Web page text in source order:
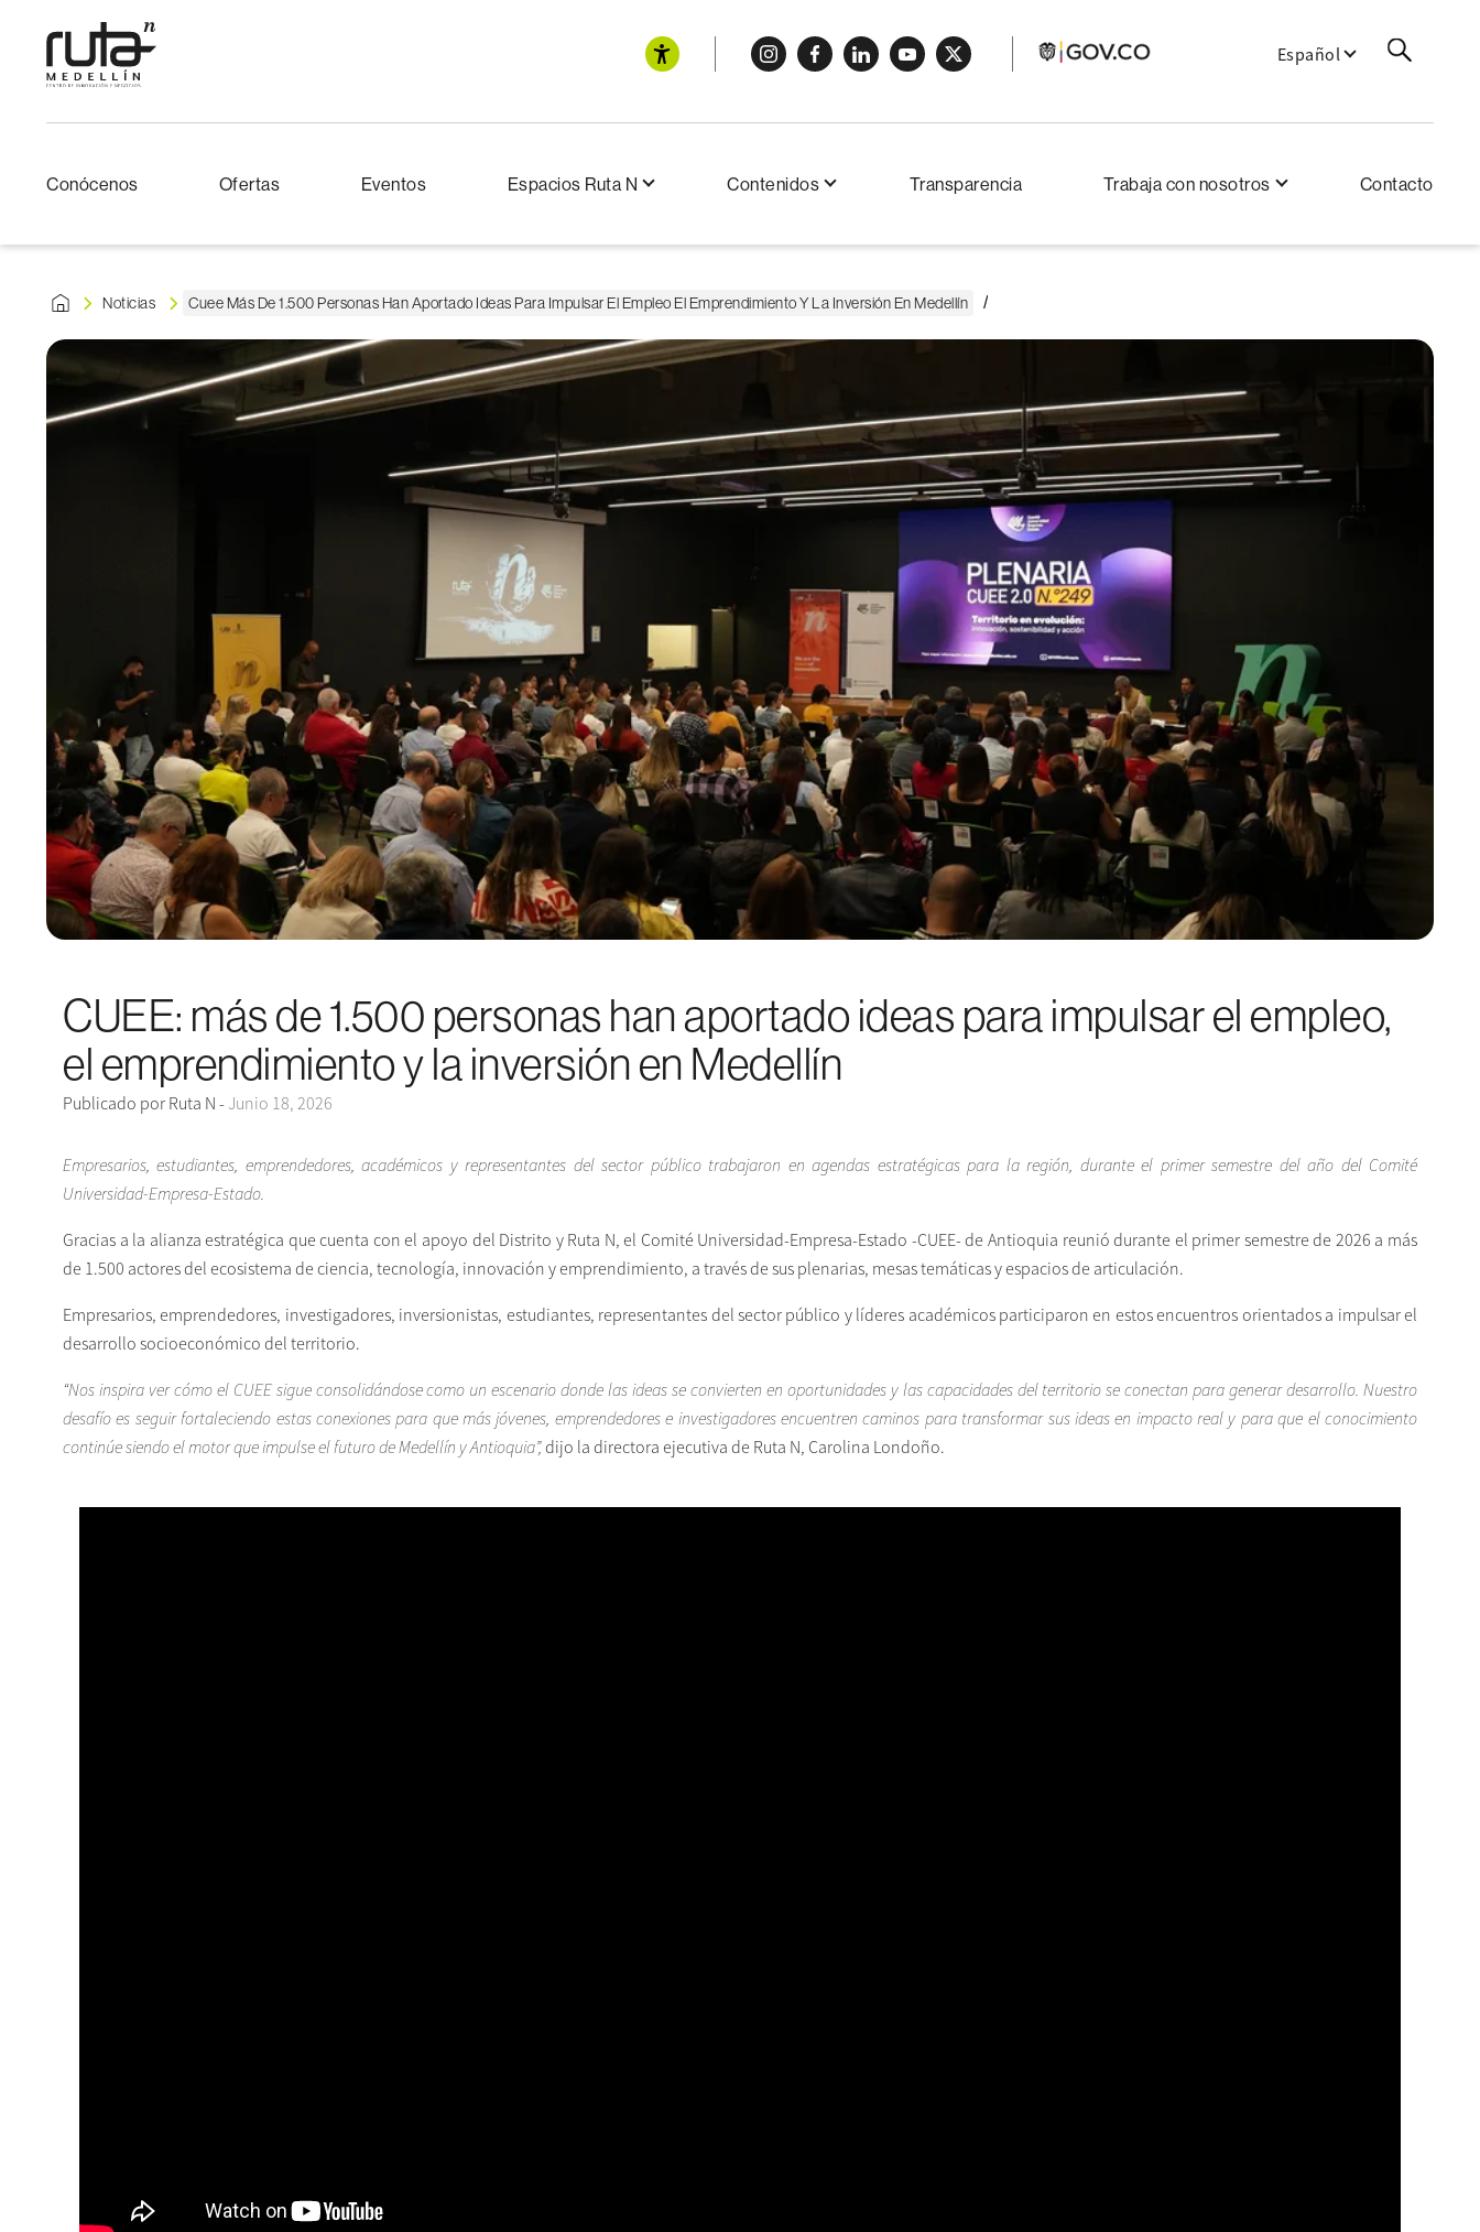
Español
Conócenos Ofertas Eventos Espacios Ruta N Contenidos Transparencia Trabaja con nosotros Contacto
Noticias Cuee Más De 1.500 Personas Han Aportado Ideas Para Impulsar El Empleo El Emprendimiento Y La Inversión En Medellín
CUEE: más de 1.500 personas han aportado ideas para impulsar el empleo,
el emprendimiento y la inversión en Medellín
Publicado por Ruta N - Junio 18, 2026
Empresarios, estudiantes, emprendedores, académicos y representantes del sector público trabajaron en agendas estratégicas para la región, durante el primer semestre del año del Comité
Universidad-Empresa-Estado.
Gracias a la alianza estratégica que cuenta con el apoyo del Distrito y Ruta N, el Comité Universidad-Empresa-Estado -CUEE- de Antioquia reunió durante el primer semestre de 2026 a más
de 1.500 actores del ecosistema de ciencia, tecnología, innovación y emprendimiento, a través de sus plenarias, mesas temáticas y espacios de articulación.
Empresarios, emprendedores, investigadores, inversionistas, estudiantes, representantes del sector público y líderes académicos participaron en estos encuentros orientados a impulsar el
desarrollo socioeconómico del territorio.
“Nos inspira ver cómo el CUEE sigue consolidándose como un escenario donde las ideas se convierten en oportunidades y las capacidades del territorio se conectan para generar desarrollo. Nuestro
desafío es seguir fortaleciendo estas conexiones para que más jóvenes, emprendedores e investigadores encuentren caminos para transformar sus ideas en impacto real y para que el conocimiento
continúe siendo el motor que impulse el futuro de Medellín y Antioquia”,dijo la directora ejecutiva de Ruta N, Carolina Londoño.